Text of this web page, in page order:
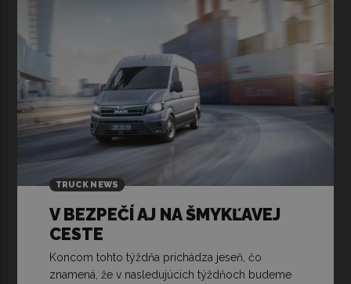
TRUCK NEWS
V BEZPEČÍ AJ NA ŠMYKĽAVEJ
CESTE
Koncom tohto týždňa prichádza jeseň, čo
znamená, že v nasledujúcich týždňoch budeme